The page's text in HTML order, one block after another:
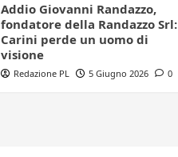
Addio Giovanni Randazzo,
fondatore della Randazzo Srl:
Carini perde un uomo di
visione
Redazione PL 5 Giugno 2026 0